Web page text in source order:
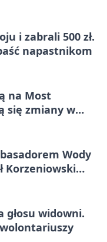
i zabrali 500 zł.
napastnikom
na Most
się zmiany w
Wody
Korzeniowski
głosu widowni.